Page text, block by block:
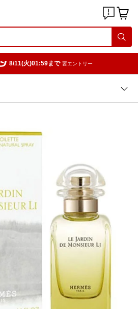
8/11(火)01:59まで 要エントリー